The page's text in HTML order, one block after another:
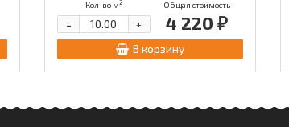
Кол-во м2 Общая стоимость
4 220 ₽
+
-
В корзину